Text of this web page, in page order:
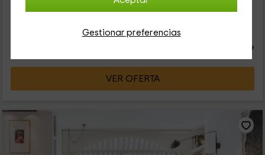
Gestionar preferencias
Contacto directo
persona y noche
VER OFERTA